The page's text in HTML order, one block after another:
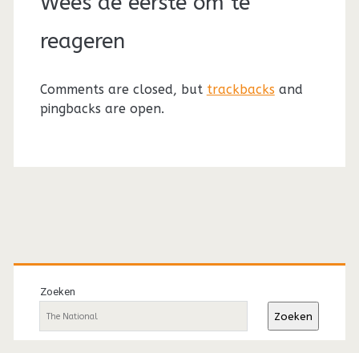
reageren
Comments are closed, but trackbacks and
pingbacks are open.
Primaire
sidebar
Zoeken
Zoeken